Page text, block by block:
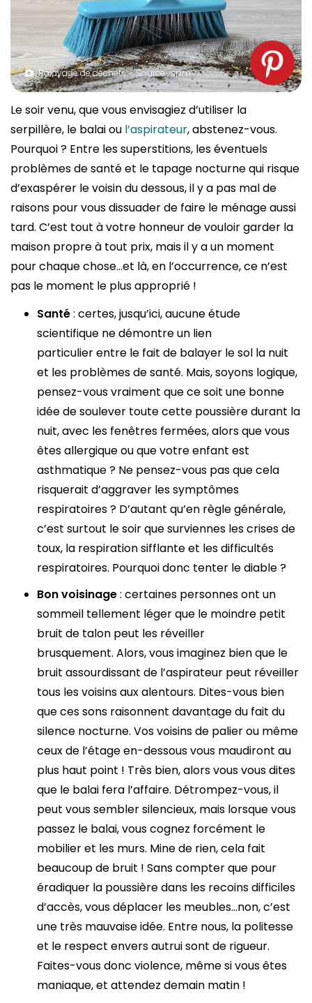
Balayage de déchets – Source : spm
Le soir venu, que vous envisagiez d’utiliser la
serpillère, le balai ou l’aspirateur, abstenez-vous.
Pourquoi ? Entre les superstitions, les éventuels
problèmes de santé et le tapage nocturne qui risque
d’exaspérer le voisin du dessous, il y a pas mal de
raisons pour vous dissuader de faire le ménage aussi
tard. C’est tout à votre honneur de vouloir garder la
maison propre à tout prix, mais il y a un moment
pour chaque chose…et là, en l’occurrence, ce n’est
pas le moment le plus approprié !
Santé: certes, jusqu’ici, aucune étude
scientifique ne démontre un lien
particulier entre le fait de balayer le sol la nuit
et les problèmes de santé. Mais, soyons logique,
pensez-vous vraiment que ce soit une bonne
idée de soulever toute cette poussière durant la
nuit, avec les fenêtres fermées, alors que vous
êtes allergique ou que votre enfant est
asthmatique ? Ne pensez-vous pas que cela
risquerait d’aggraver les symptômes
respiratoires ? D’autant qu’en règle générale,
c’est surtout le soir que surviennes les crises de
toux, la respiration sifflante et les difficultés
respiratoires. Pourquoi donc tenter le diable ?
Bon voisinage: certaines personnes ont un
sommeil tellement léger que le moindre petit
bruit de talon peut les réveiller
brusquement. Alors, vous imaginez bien que le
bruit assourdissant de l’aspirateur peut réveiller
tous les voisins aux alentours. Dites-vous bien
que ces sons raisonnent davantage du fait du
silence nocturne. Vos voisins de palier ou même
ceux de l’étage en-dessous vous maudiront au
plus haut point ! Très bien, alors vous vous dites
que le balai fera l’affaire. Détrompez-vous, il
peut vous sembler silencieux, mais lorsque vous
passez le balai, vous cognez forcément le
mobilier et les murs. Mine de rien, cela fait
beaucoup de bruit ! Sans compter que pour
éradiquer la poussière dans les recoins difficiles
d’accès, vous déplacer les meubles…non, c’est
une très mauvaise idée. Entre nous, la politesse
et le respect envers autrui sont de rigueur.
Faites-vous donc violence, même si vous êtes
maniaque, et attendez demain matin !